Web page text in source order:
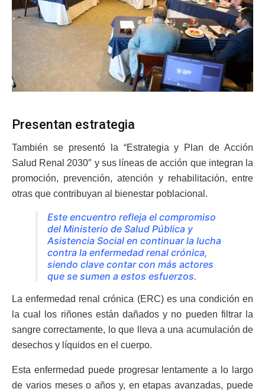
Presentan estrategia
También se presentó la “Estrategia y Plan de Acción
Salud Renal 2030″ y sus líneas de acción que integran la
promoción, prevención, atención y rehabilitación, entre
otras que contribuyan al bienestar poblacional.
Este encuentro refleja el compromiso
del Ministerio de Salud Pública y
Asistencia Social en continuar la lucha
contra la enfermedad renal crónica,
siendo clave contar con más actores
que se sumen a estos esfuerzos.
La enfermedad renal crónica (ERC) es una condición en
la cual los riñones están dañados y no pueden filtrar la
sangre correctamente, lo que lleva a una acumulación de
desechos y líquidos en el cuerpo.
Esta enfermedad puede progresar lentamente a lo largo
de varios meses o años y, en etapas avanzadas, puede